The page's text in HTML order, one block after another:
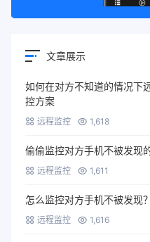
文章展示
如何在对方不知道的情况下
控方案
远程监控 1,618
偷偷监控对方手机不被发现
远程监控 1,611
怎么监控对方手机不被发现
远程监控 1,616